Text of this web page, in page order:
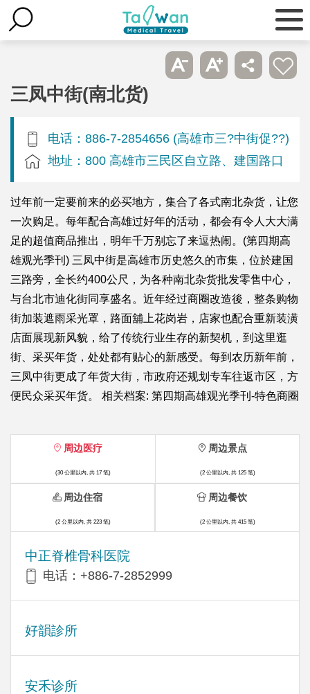
三凤中街(南北货)
电话：886-7-2854656 (高雄市三?中街促??)
地址：800 高雄市三民区自立路、建国路口
过年前一定要前来的必买地方，集合了各式南北杂货，让您
一次购足。每年配合高雄过好年的活动，都会有令人大大满
足的超值商品推出，明年千万别忘了来逗热闹。(第四期高
雄观光季刊) 三凤中街是高雄市历史悠久的市集，位於建国
三路旁，全长约400公尺，为各种南北杂货批发零售中心，
与台北市迪化街同享盛名。近年经过商圈改造後，整条购物
街加装遮雨采光罩，路面舖上花岗岩，店家也配合重新装潢
店面展现新风貌，给了传统行业生存的新契机，到这里逛
街、采买年货，处处都有贴心的新感受。每到农历新年前，
三凤中街更成了年货大街，市政府还规划专车往返市区，方
便民众采买年货。 相关档案: 第四期高雄观光季刊-特色商圈
周边医疗
(30 公里以内, 共 17 笔)
中正脊椎骨科医院
电话：+886-7-2852999
好韻診所
安禾诊所
周边景点
(2 公里以内, 共 125 笔)
周边住宿
(2 公里以内, 共 223 笔)
周边餐饮
(2 公里以内, 共 415 笔)